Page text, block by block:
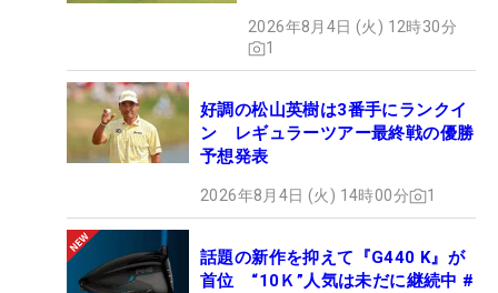
2026年8月4日 (火) 12時30分
1
好調の松山英樹は3番手にランクイ
ン レギュラーツアー最終戦の優勝
予想発表
2026年8月4日 (火) 14時00分 1
話題の新作を抑えて『G440 K』が
首位 “10Ｋ”人気は未だに継続中 #